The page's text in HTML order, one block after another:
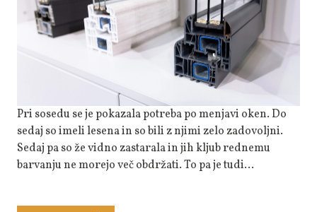
Ali
Aluminijasta
Pri sosedu se je pokazala potreba po menjavi oken. Do
sedaj so imeli lesena in so bili z njimi zelo zadovoljni.
Sedaj pa so že vidno zastarala in jih kljub rednemu
barvanju ne morejo več obdržati. To pa je tudi…